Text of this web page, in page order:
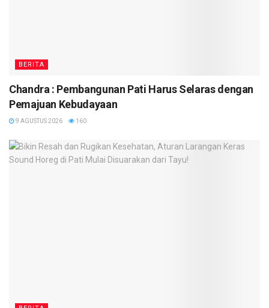
BERITA
Chandra : Pembangunan Pati Harus Selaras dengan
Pemajuan Kebudayaan
9 AGUSTUS 2026 160